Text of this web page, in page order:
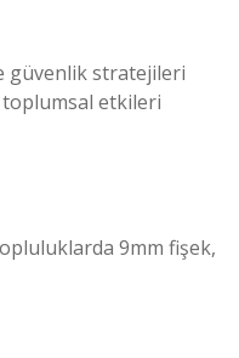
güvenlik stratejileri
toplumsal etkileri
9mm fişek,